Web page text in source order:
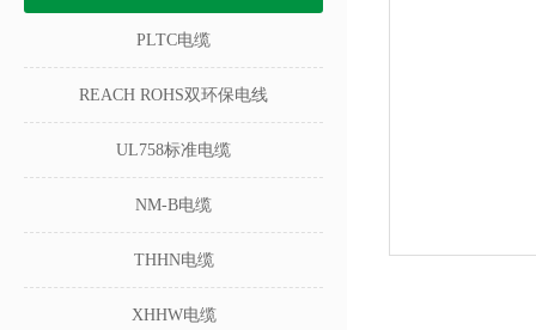
PLTC电缆
REACH ROHS双环保电线
UL758标准电缆
NM-B电缆
THHN电缆
XHHW电缆